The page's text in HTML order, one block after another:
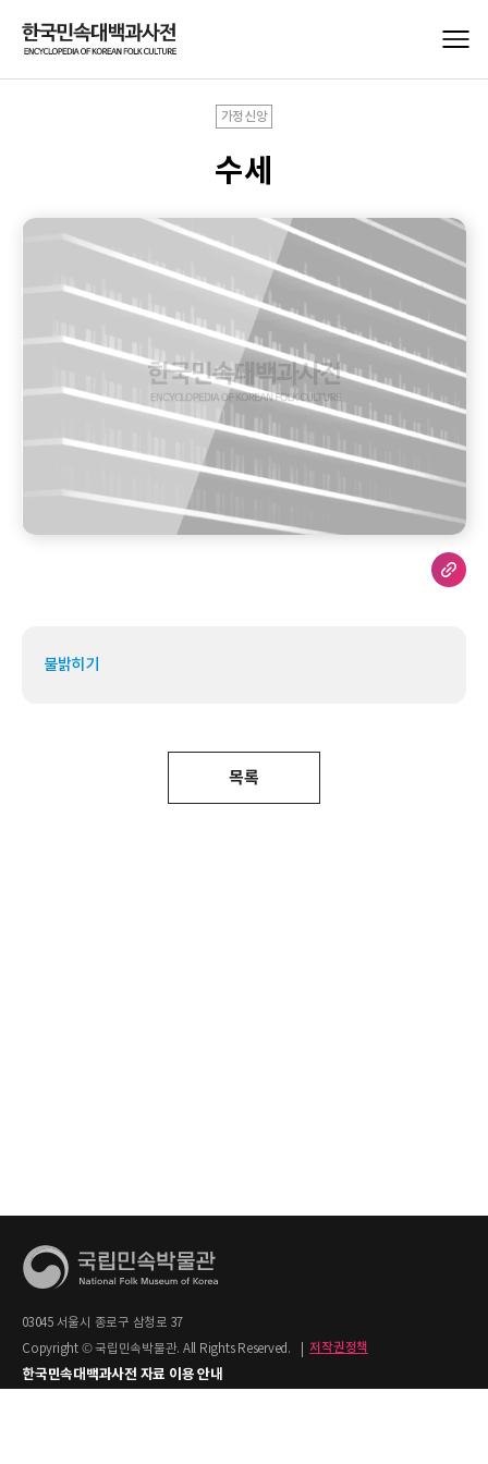
가정신앙
수세
불밝히기
목록
03045 서울시 종로구 삼청로 37
Copyright © 국립민속박물관. All Rights Reserved.
저작권정책
한국민속대백과사전 자료 이용 안내